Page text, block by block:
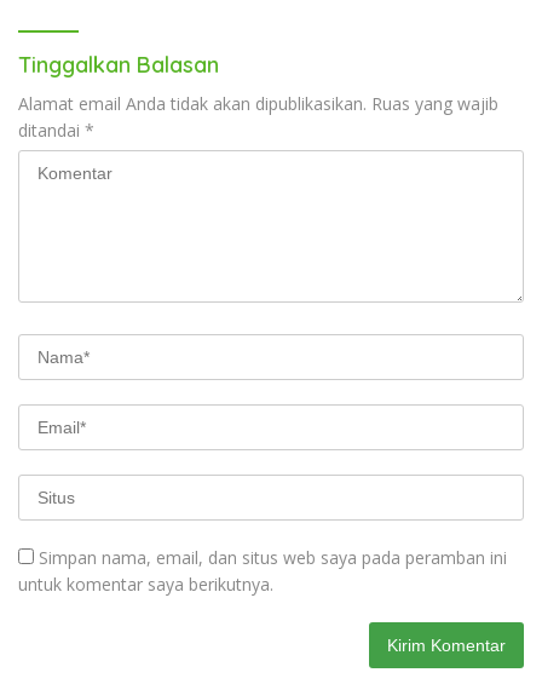
Tinggalkan Balasan
Alamat email Anda tidak akan dipublikasikan. Ruas yang wajib
ditandai *
Simpan nama, email, dan situs web saya pada peramban ini
untuk komentar saya berikutnya.